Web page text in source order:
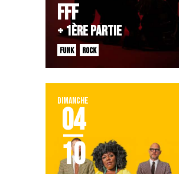
FFF
+ 1ère PARTIE
FUNK ROCK
DIMANCHE
04
10